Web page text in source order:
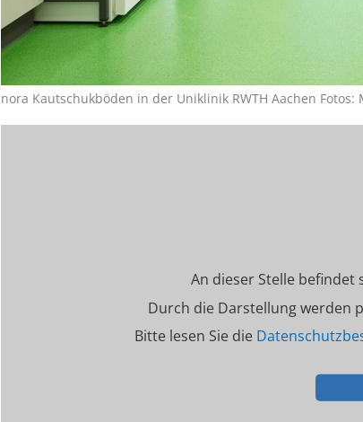
nora Kautschukböden in der Uniklinik RWTH Aachen Fotos:
An dieser Stelle befindet
Durch die Darstellung werden
Bitte lesen Sie die